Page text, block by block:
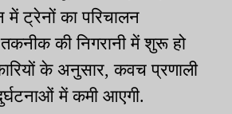
ट्रेनों का परिचालन
की निगरानी में शुरू हो
के अनुसार, कवच प्रणाली
में कमी आएगी.